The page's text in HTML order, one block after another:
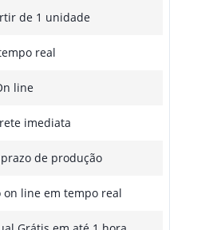
de 1 unidade
real
line
imediata
de produção
line em tempo real